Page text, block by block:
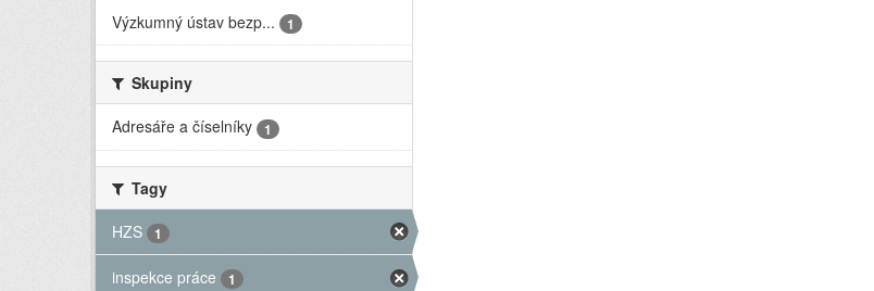
Výzkumný ústav bezp...
1
Skupiny
Adresáře a číselníky
1
Tagy
HZS
1
inspekce práce 1